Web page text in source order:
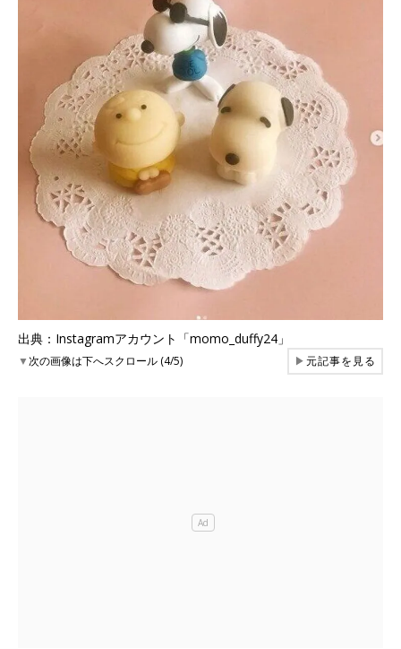
出典：Instagramアカウント「momo_duffy24」
▼次の画像は下へスクロール (4/5) ▶元記事を見る